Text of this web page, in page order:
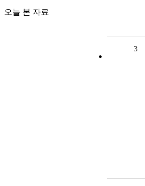
오늘 본 자료
3